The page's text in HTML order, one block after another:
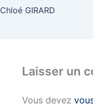
Chloé GIRARD
Laisser un
Vous devez